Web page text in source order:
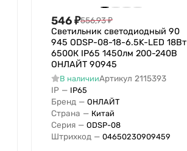
Нет
Нет
Симметричный
185 В
265 В
546₽556,93₽
Светильник светодиодный 90
945 ODSP-08-18-6.5K-LED 18Вт
6500К IP65 1450лм 200-240В
ОНЛАЙТ 90945
В наличииАртикул 2115393
IP — IP65
Бренд — ОНЛАЙТ
Страна — Китай
Серия — ODSP-08
Штрихкод — 04650230909459